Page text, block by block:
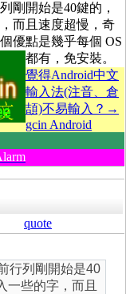
剛開始是40鍵的，
而且速度超慢，奇
優點是幾乎每個 OS
都有，免安裝。
覺得Android中文
輸入法(注音、倉
頡)不易輸入？→
gcin Android
quote
行列剛開始是40
一些的字，而且